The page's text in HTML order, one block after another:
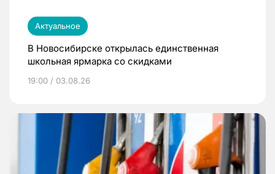
Актуальное
В Новосибирске открылась единственная
школьная ярмарка со скидками
19:00 / 03.08.26